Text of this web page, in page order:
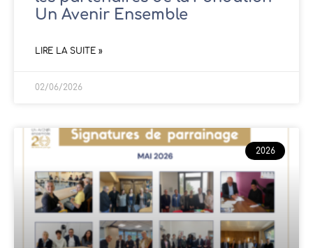
Un Avenir Ensemble
LIRE LA SUITE »
02/06/2026
2026